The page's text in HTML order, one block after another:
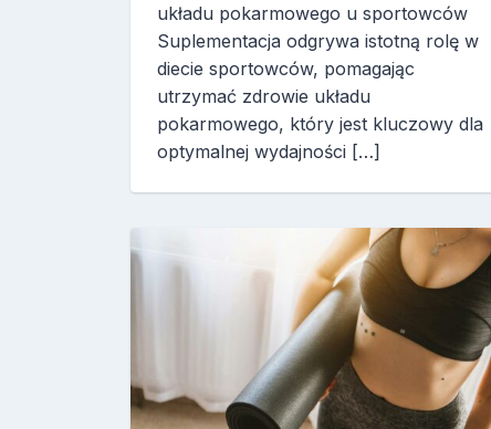
układu pokarmowego u sportowców
Suplementacja odgrywa istotną rolę w
diecie sportowców, pomagając
utrzymać zdrowie układu
pokarmowego, który jest kluczowy dla
optymalnej wydajności […]